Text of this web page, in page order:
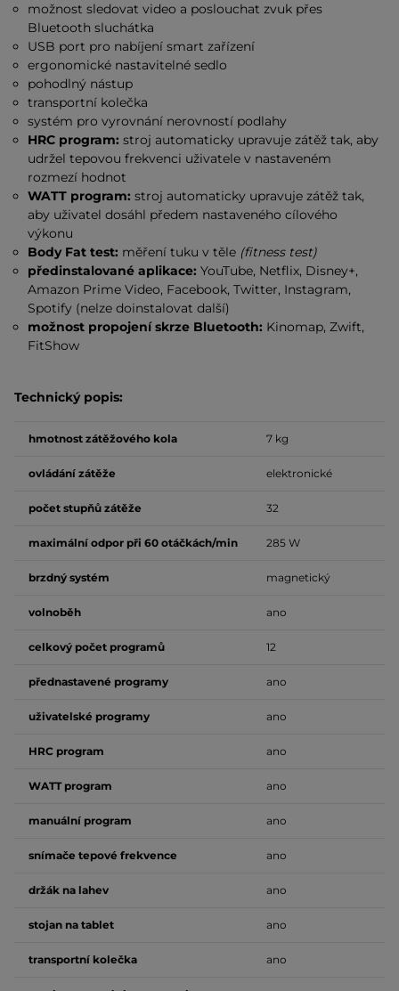
možnost sledovat video a poslouchat zvuk přes
Bluetooth sluchátka
USB port pro nabíjení smart zařízení
ergonomické nastavitelné sedlo
pohodlný nástup
transportní kolečka
systém pro vyrovnání nerovností podlahy
HRC program: stroj automaticky upravuje zátěž tak, aby
udržel tepovou frekvenci uživatele v nastaveném
rozmezí hodnot
WATT program:stroj automaticky upravuje zátěž tak,
aby uživatel dosáhl předem nastaveného cílového
výkonu
Body Fat test: měření tuku v těle (fitness test)
předinstalované aplikace:YouTube, Netflix, Disney+,
Amazon Prime Video, Facebook, Twitter, Instagram,
Spotify (nelze doinstalovat další)
možnost propojení skrze Bluetooth: Kinomap, Zwift,
FitShow
Technický popis:
hmotnost zátěžového kola 7 kg
ovládání zátěže elektronické
počet stupňů zátěže 32
maximální odpor při 60 otáčkách/min 285 W
brzdný systém magnetický
volnoběh ano
celkový počet programů 12
přednastavené programy ano
uživatelské programy ano
HRC program ano
WATT program ano
manuální program ano
snímače tepové frekvence ano
držák na lahev ano
stojan na tablet ano
transportní kolečka ano